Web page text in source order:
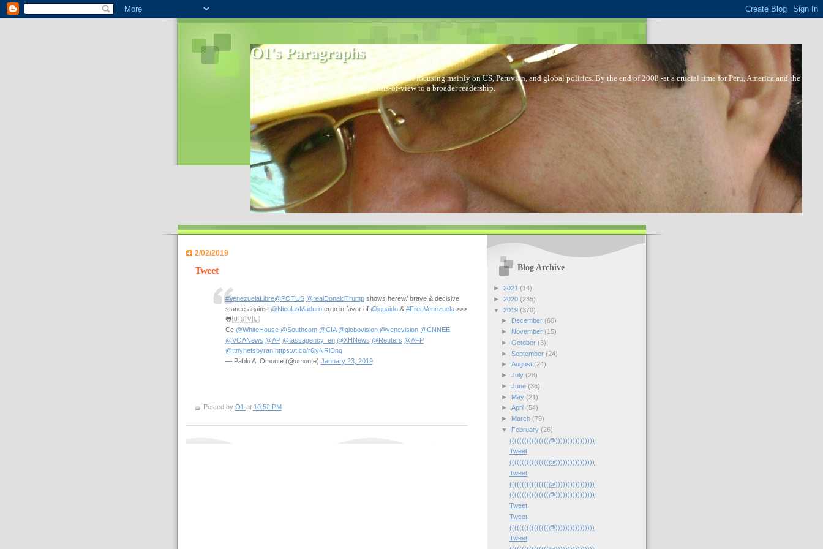
O1's Paragraphs
In 2006 I started to distribute comments via email focusing mainly on US, Peruvian, and global politics. By the end of 2008 -at a crucial time for Peru, America and the
World- I decided to bring out those points-of-view to a broader readership.
2/02/2019
Tweet
#VenezuelaLibre@POTUS @realDonaldTrumpshows herew/ brave & decisive
stance against @NicolasMaduroergo in favor of @jguaido& #FreeVenezuela>>>
🐸🇺🇸🇻🇪
Cc @WhiteHouse @Southcom @CIA @globovision @venevision @CNNEE
@VOANews @AP @tassagency_en @XHNews @Reuters @AFP
@ttnyhetsbyran https://t.co/r6lyNRlDnq
— Pablo A. Omonte (@omonte) January 23, 2019
Posted by O1 at 10:52 PM
Blog Archive
► 2021 (14)
► 2020 (235)
▼ 2019 (370)
►
December (60)
►
November (15)
► October (3)
► September (24)
► August (24)
► July (28)
► June (36)
►
May (21)
► April (54)
►
March (79)
▼
February (26)
((((((((((((((((@))))))))))))))))
Tweet
((((((((((((((((@))))))))))))))))
Tweet
((((((((((((((((@))))))))))))))))
((((((((((((((((@))))))))))))))))
Tweet
Tweet
((((((((((((((((@))))))))))))))))
Tweet